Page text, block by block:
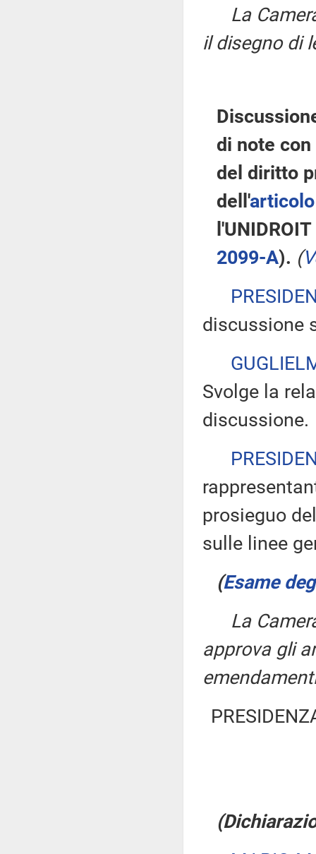
La
il disegno di
di note
del diritto
dell'
2099-A). (
discussione
Svolge la
discussione.
prosieguo
sulle linee
(Esame
La
approva gli